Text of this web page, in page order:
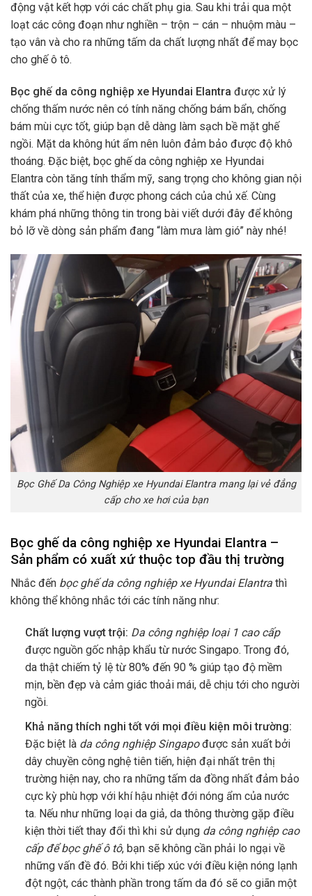
động vật kết hợp với các chất phụ gia. Sau khi trải qua một
loạt các công đoạn như nghiền – trộn – cán – nhuộm màu –
tạo vân và cho ra những tấm da chất lượng nhất để may bọc
cho ghế ô tô.
Bọc ghế da công nghiệp xe Hyundai Elantra được xử lý
chống thấm nước nên có tính năng chống bám bẩn, chống
bám mùi cực tốt, giúp bạn dễ dàng làm sạch bề mặt ghế
ngồi. Mặt da không hút ẩm nên luôn đảm bảo được độ khô
thoáng. Đặc biệt, bọc ghế da công nghiệp xe Hyundai
Elantra còn tăng tính thẩm mỹ, sang trọng cho không gian nội
thất của xe, thể hiện được phong cách của chủ xế. Cùng
khám phá những thông tin trong bài viết dưới đây để không
bỏ lỡ về dòng sản phẩm đang “làm mưa làm gió” này nhé!
Bọc Ghế Da Công Nghiệp xe Hyundai Elantra mang lại vẻ đẳng
cấp cho xe hơi của bạn
Bọc ghế da công nghiệp xe Hyundai Elantra –
Sản phẩm có xuất xứ thuộc top đầu thị trường
Nhắc đến bọc ghế da công nghiệp xe Hyundai Elantra thì
không thể không nhắc tới các tính năng như:
Chất lượng vượt trội: Da công nghiệp loại 1 cao cấp
được nguồn gốc nhập khẩu từ nước Singapo. Trong đó,
da thật chiếm tỷ lệ từ 80% đến 90 % giúp tạo độ mềm
mịn, bền đẹp và cảm giác thoải mái, dễ chịu tới cho người
ngồi.
Khả năng thích nghi tốt với mọi điều kiện môi trường:
Đặc biệt là da công nghiệp Singapođược sản xuất bởi
dây chuyền công nghệ tiên tiến, hiện đại nhất trên thị
trường hiện nay, cho ra những tấm da đồng nhất đảm bảo
cực kỳ phù hợp với khí hậu nhiệt đới nóng ẩm của nước
ta. Nếu như những loại da giả, da thông thường gặp điều
kiện thời tiết thay đổi thì khi sử dụng da công nghiệp cao
cấp để bọc ghế ô tô, bạn sẽ không cần phải lo ngại về
những vấn đề đó. Bởi khi tiếp xúc với điều kiện nóng lạnh
đột ngột, các thành phần trong tấm da đó sẽ co giãn một